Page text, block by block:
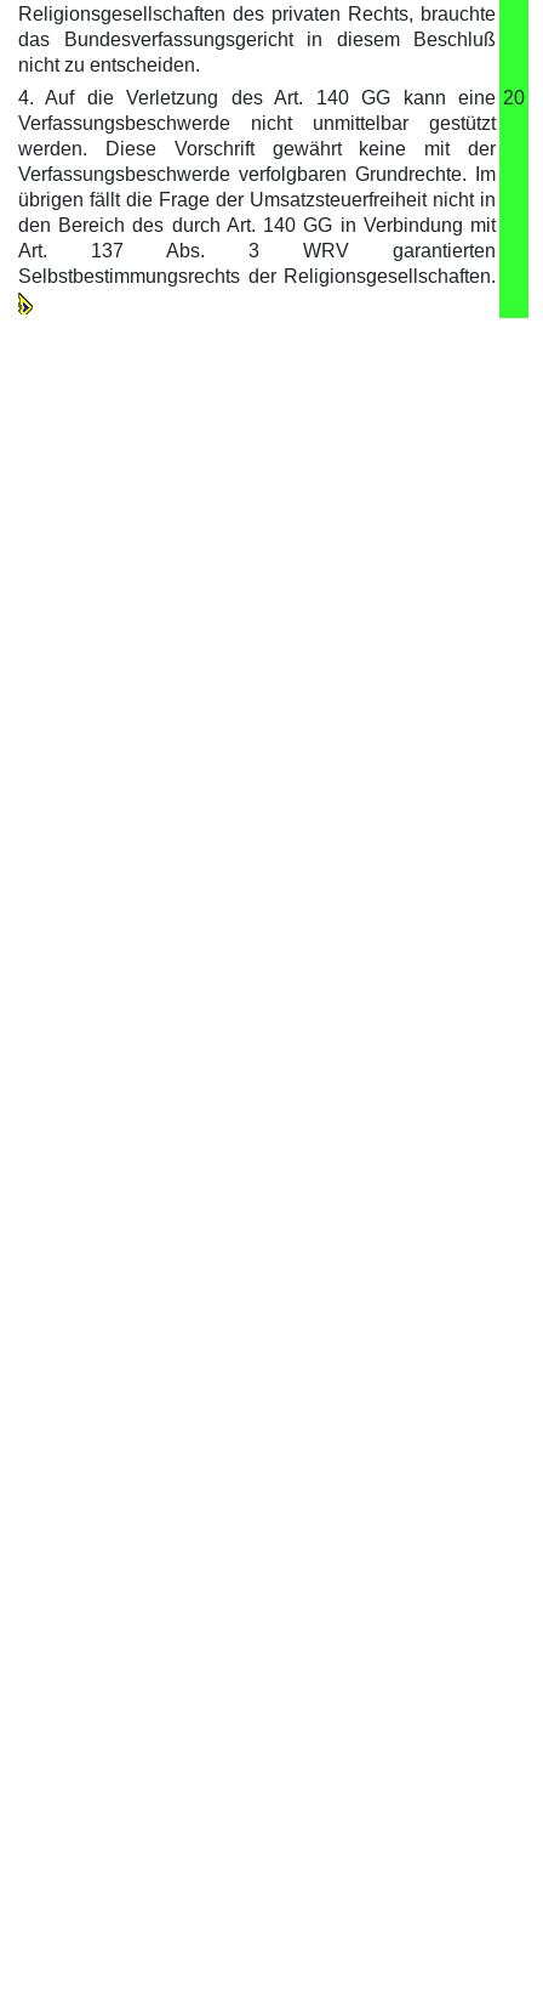
Religionsgesellschaften des privaten Rechts, brauchte
das Bundesverfassungsgericht in diesem Beschluß
nicht zu entscheiden.
4. Auf die Verletzung des Art. 140 GG kann eine
Verfassungsbeschwerde nicht unmittelbar gestützt
werden. Diese Vorschrift gewährt keine mit der
Verfassungsbeschwerde verfolgbaren Grundrechte. Im
übrigen fällt die Frage der Umsatzsteuerfreiheit nicht in
den Bereich des durch Art. 140 GG in Verbindung mit
Art. 137 Abs. 3 WRV garantierten
Selbstbestimmungsrechts der Religionsgesellschaften.
20